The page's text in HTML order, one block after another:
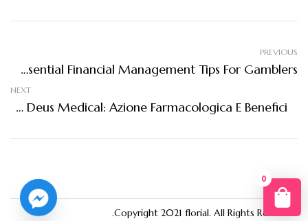
PREVIOUS
Mastering Your Budget Essential Financial Management Tips For Gamblers
NEXT
EZETIMED Deus Medical: Azione Farmacologica E Benefici
Copyright 2021 florial. All Rights Reserved.
0